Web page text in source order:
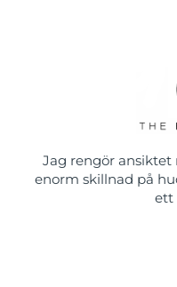
Jag rengör ansiktet
enorm skillnad på
ett